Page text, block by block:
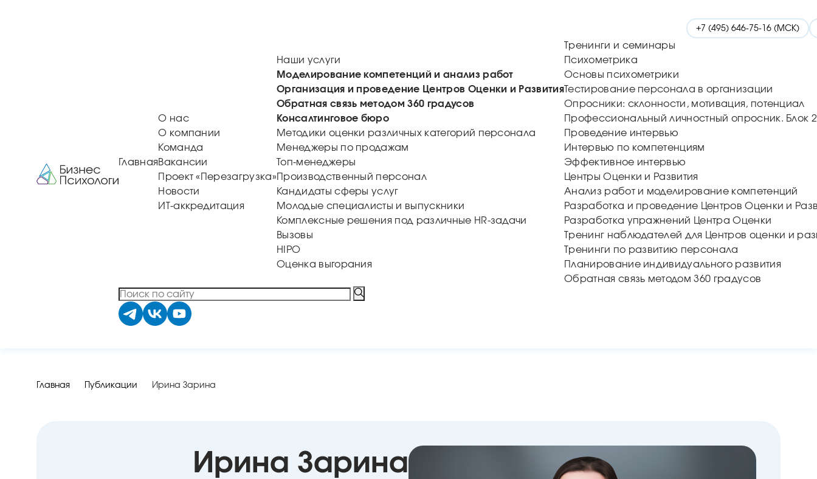
+7 (495) 646-75-16 (МСК)
Главная
О нас
О компании
Команда
Вакансии
Проект «Перезагрузка»
Новости
ИТ-аккредитация
Наши услуги
Моделирование компетенций и анализ работ
Организация и проведение Центров Оценки и Развития
Обратная связь методом 360 градусов
Консалтинговое бюро
Методики оценки различных категорий персонала
Менеджеры по продажам
Топ-менеджеры
Производственный персонал
Кандидаты сферы услуг
Молодые специалисты и выпускники
Комплексные решения под различные HR-задачи
Вызовы
HIPO
Оценка выгорания
Тренинги и семинары
Психометрика
Основы психометрики
Тестирование персонала в организации
Опросники: склонности, мотивация, потенциал
Профессиональный личностный опросник. Блок
Проведение интервью
Интервью по компетенциям
Эффективное интервью
Центры Оценки и Развития
Анализ работ и моделирование компетенций
Разработка и проведение Центров Оценки и
Разработка упражнений Центра Оценки
Тренинг наблюдателей для Центров оценки и
Тренинги по развитию персонала
Планирование индивидуального развития
Обратная связь методом 360 градусов
Главная Публикации Ирина Зарина
Ирина Зарина